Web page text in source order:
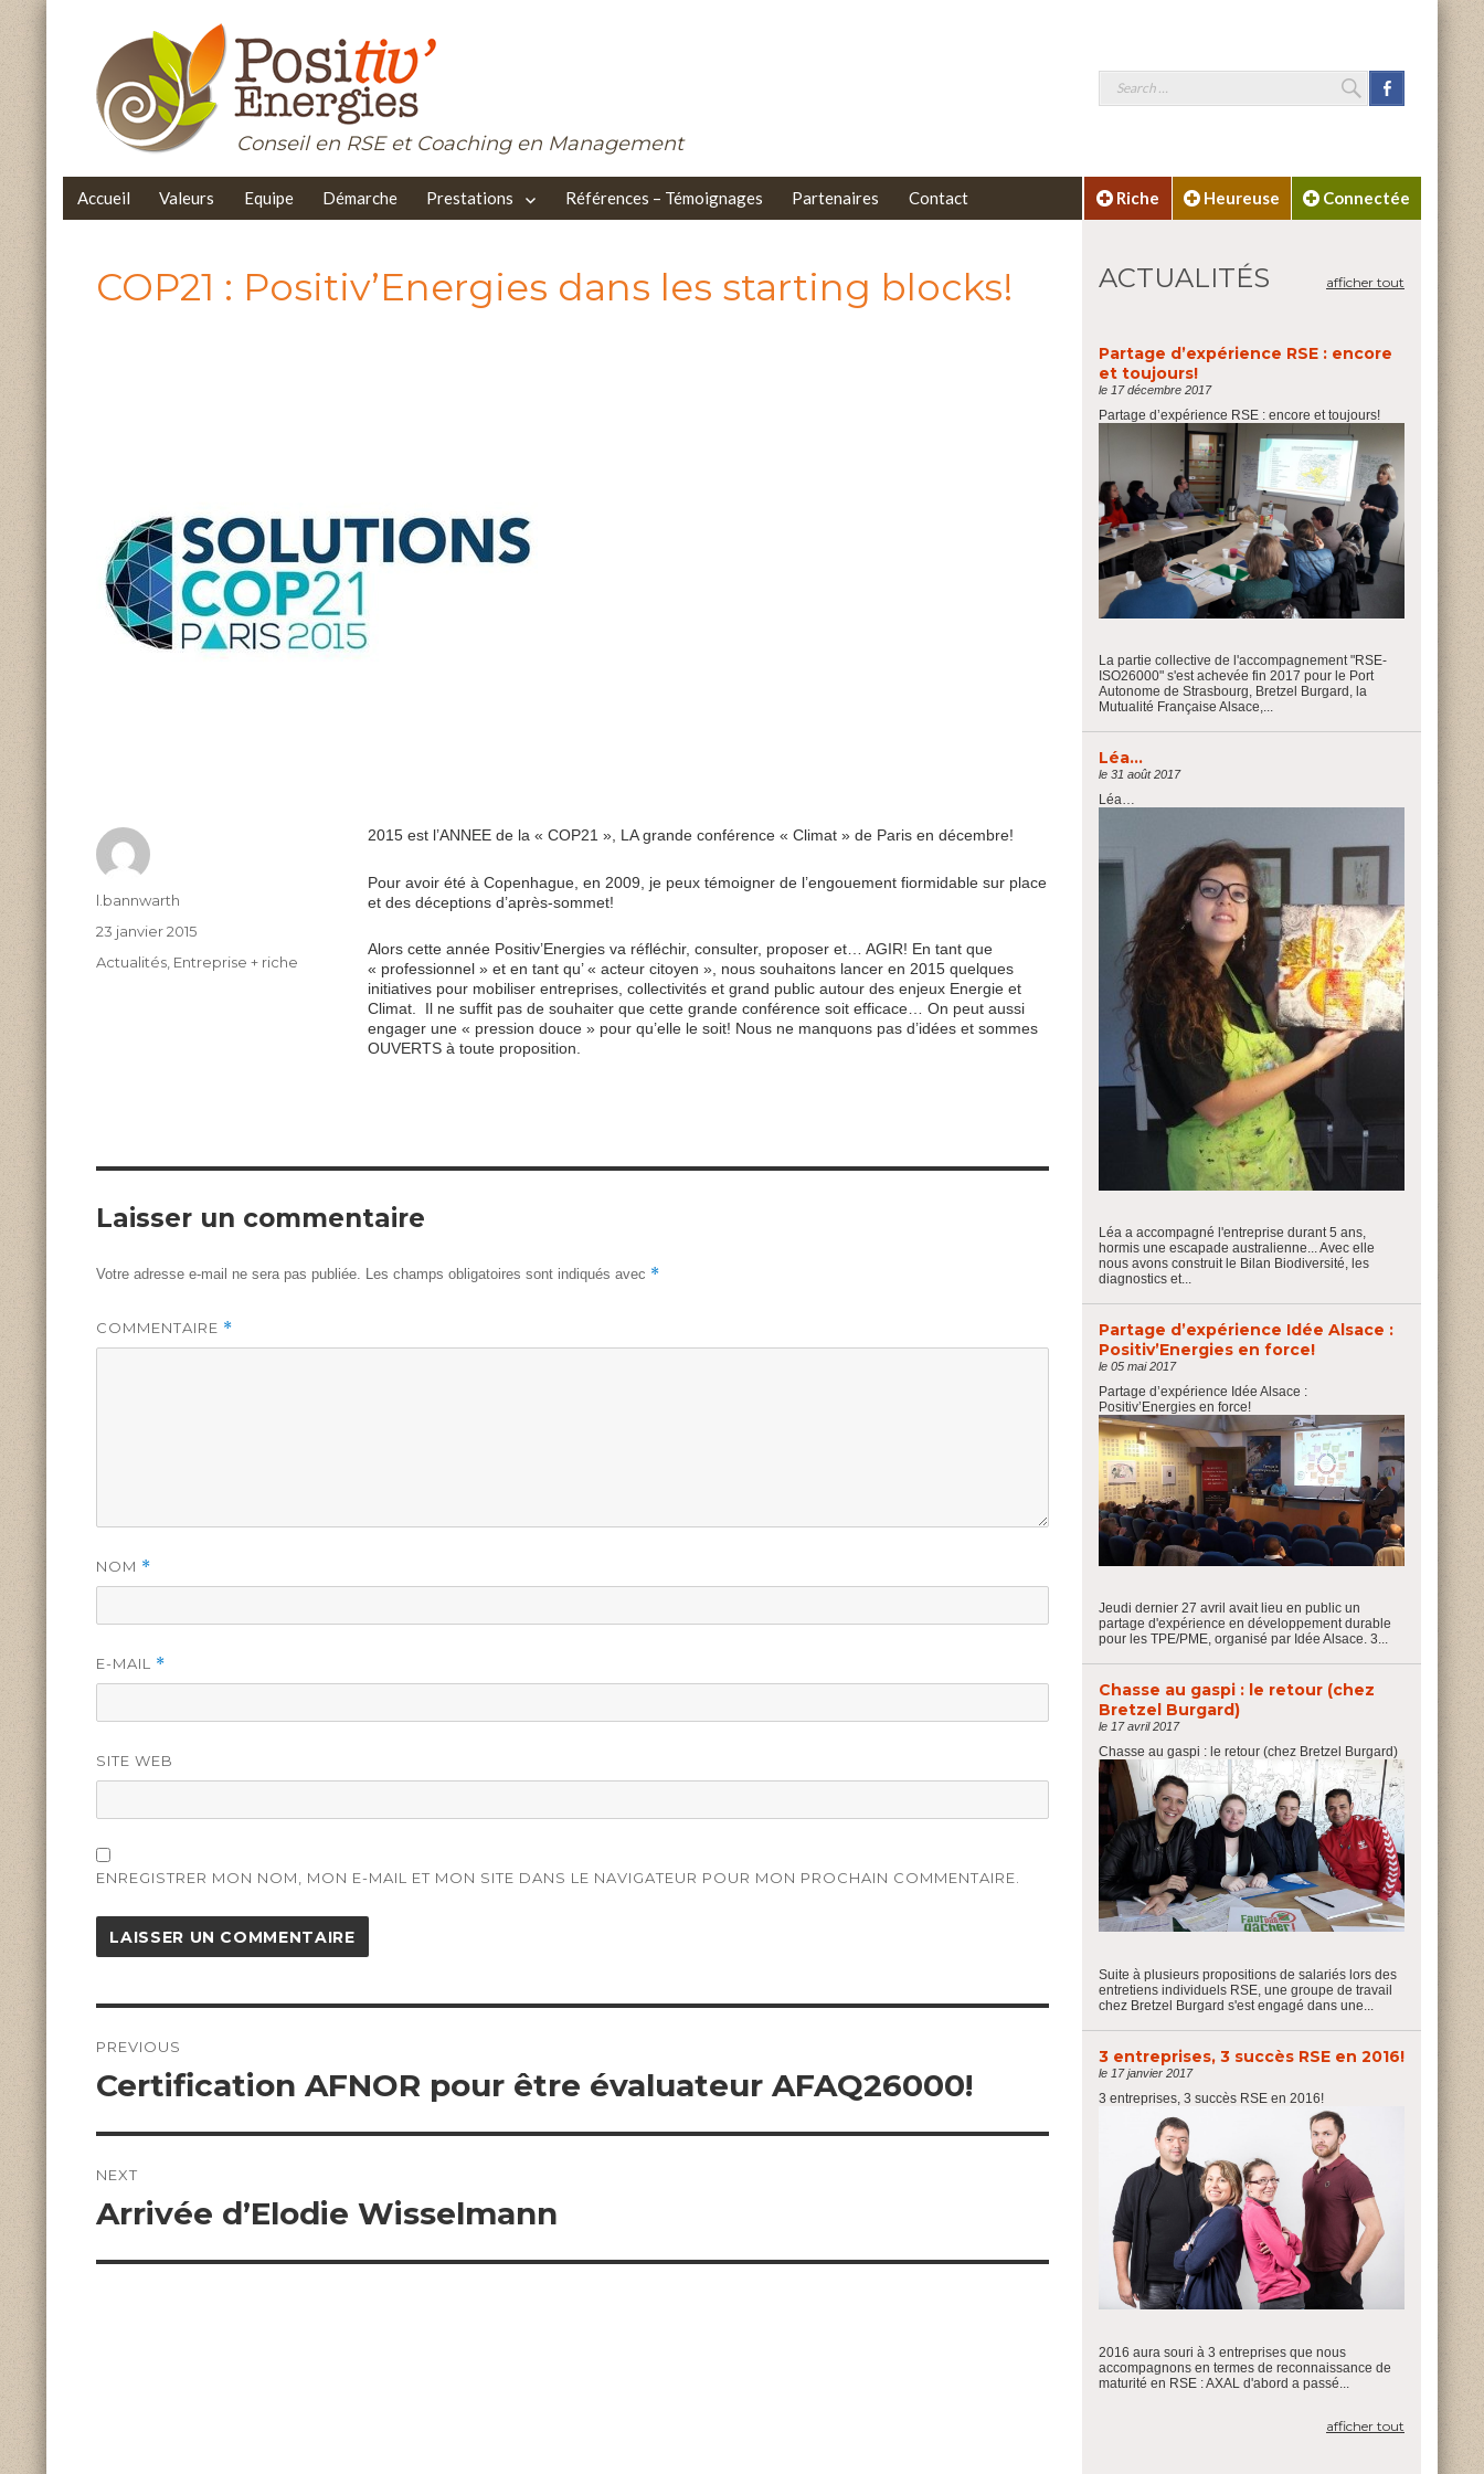
Conseil en RSE et Coaching en Management
Search
SEARCH
Accueil Valeurs Equipe Démarche Prestations Références – Témoignages Partenaires Contact Riche Heureuse Connectée
COP21 : Positiv’Energies dans les starting blocks!
2015 est l’ANNEE de la « COP21 », LA grande conférence « Climat » de Paris en décembre!
Pour avoir été à Copenhague, en 2009, je peux témoigner de l’engouement fiormidable sur place
et des déceptions d’après-sommet!
Alors cette année Positiv’Energies va réfléchir, consulter, proposer et… AGIR! En tant que
« professionnel » et en tant qu’ « acteur citoyen », nous souhaitons lancer en 2015 quelques
initiatives pour mobiliser entreprises, collectivités et grand public autour des enjeux Energie et
Climat. Il ne suffit pas de souhaiter que cette grande conférence soit efficace… On peut aussi
engager une « pression douce » pour qu’elle le soit! Nous ne manquons pas d’idées et sommes
OUVERTS à toute proposition.
Author
l.bannwarth
Posted
on
23 janvier 2015
Categories
Actualités, Entreprise + riche
Laisser un commentaire
Votre adresse e-mail ne sera pas publiée. Les champs obligatoires sont indiqués avec *
COMMENTAIRE *
NOM *
E-MAIL *
SITE WEB
ENREGISTRER MON NOM, MON E-MAIL ET MON SITE DANS LE NAVIGATEUR POUR MON PROCHAIN COMMENTAIRE.
de
l’article
PREVIOUS
Previous
post:
Certification AFNOR pour être évaluateur AFAQ26000!
NEXT
Next
post:
Arrivée d’Elodie Wisselmann
ACTUALITÉS afficher tout
Partage d’expérience RSE : encore
et toujours!
le 17 décembre 2017
Partage d’expérience RSE : encore et toujours!
La partie collective de l'accompagnement "RSE-
ISO26000" s'est achevée fin 2017 pour le Port
Autonome de Strasbourg, Bretzel Burgard, la
Mutualité Française Alsace,...
Léa…
le 31 août 2017
Léa…
Léa a accompagné l'entreprise durant 5 ans,
hormis une escapade australienne... Avec elle
nous avons construit le Bilan Biodiversité, les
diagnostics et...
Partage d’expérience Idée Alsace :
Positiv’Energies en force!
le 05 mai 2017
Partage d’expérience Idée Alsace :
Positiv’Energies en force!
Jeudi dernier 27 avril avait lieu en public un
partage d'expérience en développement durable
pour les TPE/PME, organisé par Idée Alsace. 3...
Chasse au gaspi : le retour (chez
Bretzel Burgard)
le 17 avril 2017
Chasse au gaspi : le retour (chez Bretzel Burgard)
Suite à plusieurs propositions de salariés lors des
entretiens individuels RSE, une groupe de travail
chez Bretzel Burgard s'est engagé dans une...
3 entreprises, 3 succès RSE en 2016!
le 17 janvier 2017
3 entreprises, 3 succès RSE en 2016!
2016 aura souri à 3 entreprises que nous
accompagnons en termes de reconnaissance de
maturité en RSE : AXAL d'abord a passé...
afficher tout